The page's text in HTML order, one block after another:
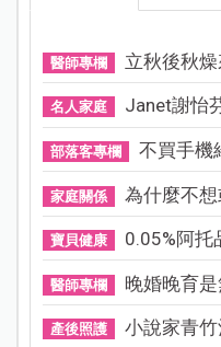
醫師專欄 立秋後秋
名人家庭 Janet謝怡
部落客專欄 不買手機
家庭關係 為什麼不
寶貝健康 0.05%阿托
醫師專欄 晚婚晚育
產後照護 小說家青